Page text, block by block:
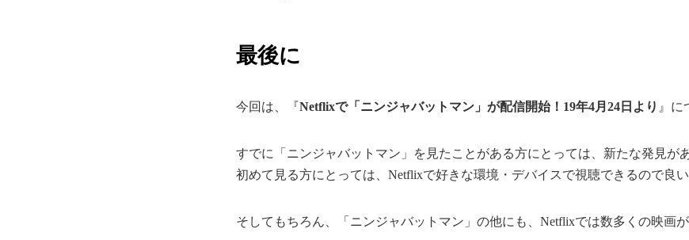
最後に
今回は、『Netflixで「ニンジャバットマン」が配信開始！19年4月24日より 』に
すでに「ニンジャバットマン」を見たことがある方にとっては、新たな発見が
初めて見る方にとっては、Netflixで好きな環境・デバイスで視聴できるので良い
そしてもちろん、「ニンジャバットマン」の他にも、Netflixでは数多くの映画が